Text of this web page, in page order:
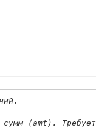
(amt).